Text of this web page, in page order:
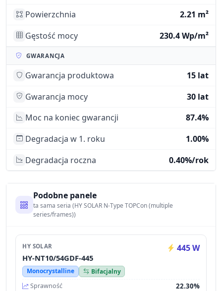
Powierzchnia
2.21 m²
Gęstość mocy
230.4 Wp/m²
GWARANCJA
Gwarancja produktowa
15 lat
Gwarancja mocy
30 lat
Moc na koniec gwarancji
87.4%
Degradacja w 1. roku
1.00%
Degradacja roczna
0.40%/rok
Podobne panele
ta sama seria (HY SOLAR N-Type TOPCon (multiple
series/frames))
HY SOLAR 445 W
HY-NT10/54GDF-445
Monocrystalline
Bifacjalny
Sprawność
22.30%